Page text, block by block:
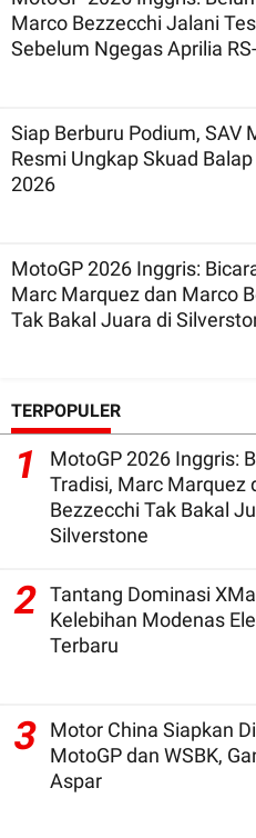
Marco Bezzecchi Jalani
Sebelum Ngegas Aprilia
Siap Berburu Podium, SAV
Resmi Ungkap Skuad
2026
MotoGP 2026 Inggris:
Marc Marquez dan Marco
Tak Bakal Juara di
TERPOPULER
1
MotoGP 2026 Inggris:
Tradisi, Marc Marquez
Bezzecchi Tak Bakal
Silverstone
2 Tantang Dominasi
Kelebihan Modenas
Terbaru
3
Motor China Siapkan
MotoGP dan WSBK,
Aspar